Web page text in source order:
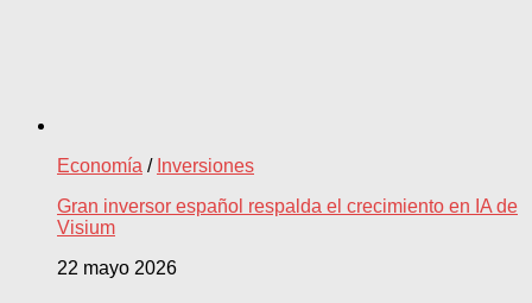
Economía / Inversiones
Gran inversor español respalda el crecimiento en IA de
Visium
22 mayo 2026